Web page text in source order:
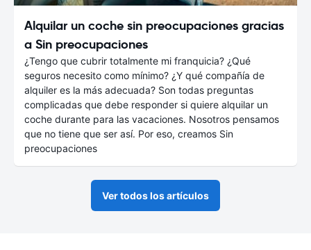
Alquilar un coche sin preocupaciones gracias
a Sin preocupaciones
¿Tengo que cubrir totalmente mi franquicia? ¿Qué
seguros necesito como mínimo? ¿Y qué compañía de
alquiler es la más adecuada? Son todas preguntas
complicadas que debe responder si quiere alquilar un
coche durante para las vacaciones. Nosotros pensamos
que no tiene que ser así. Por eso, creamos Sin
preocupaciones
Ver todos los artículos